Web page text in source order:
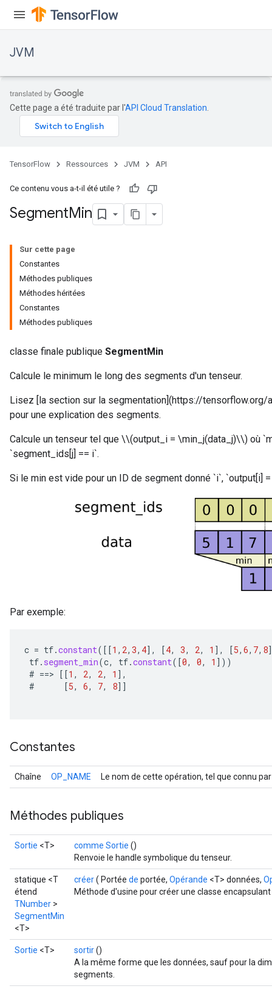
JVM
Cette page a été traduite par l'API Cloud Translation
TensorFlow Ressources JVM API
Ce contenu vous a-t-il été utile ?
SegmentMin
Sur cette page
Constantes
Méthodes publiques
Méthodes héritées
Constantes
Méthodes publiques
classe finale publique SegmentMin
Calcule le minimum le long des segments d'un tenseur.
Lisez [la section sur la segmentation](https://
pour une explication des segments.
Calcule un tenseur tel que \\(output_i = \min_j(data_j)\\) où
`segment_ids[j] == i`.
Si le min est vide pour un ID de segment donné `i`, `output[i] =
Par exemple:
c = tf.constant( [[1 , 2, 3, 4] , [4, 3, 2, 1 ] , [5, 6, 7, 8
tf. segment_min(c, tf.constant( [0, 0, 1 ] ))
# ==> [[1 , 2, 2, 1 ] ,
#
[5, 6, 7, 8]]
Constantes
Chaîne OP_NAME Le nom de cette opération, tel que connu
Méthodes publiques
Sortie <T> comme Sortie ()
Renvoie le handle symbolique du tenseur.
statique <T
étend
TNumber >
SegmentMin
<T>
créer( Portée de portée, Opérande <T> données,
Méthode d'usine pour créer une classe
Sortie <T> sortir()
A la même forme que les données, sauf pour la
segments.